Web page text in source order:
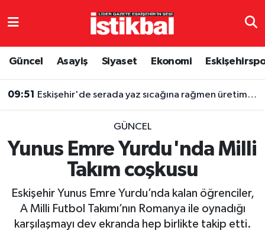
Güncel Asayiş Siyaset Ekonomi
09:51 Eskişehir'de serada yaz sıcağına rağmen üretim sürüyor
GÜNCEL
Yunus Emre Yurdu'nda Milli
Takım coşkusu
Eskişehir Yunus Emre Yurdu’nda kalan öğrenciler,
A Milli Futbol Takımı’nın Romanya ile oynadığı
karşılaşmayı dev ekranda hep birlikte takip etti.
Eskişehirspor
Eğitim
Ekonomi
Eskişehir Nöbetçi Eczaneler
TFF 3.Lig 4.Grup Puan Durumu ve Fikstür
Tüm Manşetler
Son Dakika Haberleri